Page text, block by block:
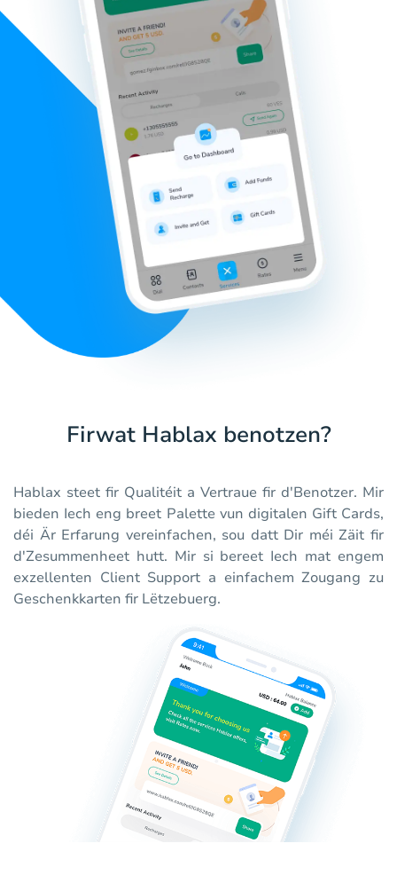
Firwat Hablax benotzen?
Hablax steet fir Qualitéit a Vertraue fir d'Benotzer. Mir
bieden Iech eng breet Palette vun digitalen Gift Cards,
déi Är Erfarung vereinfachen, sou datt Dir méi Zäit fir
d'Zesummenheet hutt. Mir si bereet Iech mat engem
exzellenten Client Support a einfachem Zougang zu
Geschenkkarten fir Lëtzebuerg.